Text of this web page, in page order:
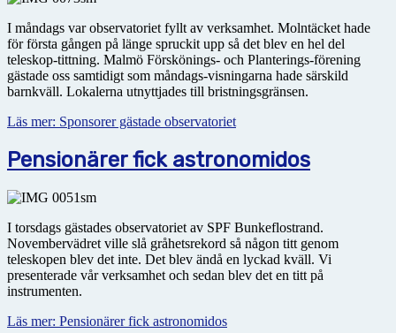
I måndags var observatoriet fyllt av verksamhet. Molntäcket hade
för första gången på länge spruckit upp så det blev en hel del
teleskop-tittning. Malmö Förskönings- och Planterings-förening
gästade oss samtidigt som måndags-visningarna hade särskild
barnkväll. Lokalerna utnyttjades till bristningsgränsen.
Läs mer: Sponsorer gästade observatoriet
Pensionärer fick astronomidos
I torsdags gästades observatoriet av SPF Bunkeflostrand.
Novembervädret ville slå gråhetsrekord så någon titt genom
teleskopen blev det inte. Det blev ändå en lyckad kväll. Vi
presenterade vår verksamhet och sedan blev det en titt på
instrumenten.
Läs mer: Pensionärer fick astronomidos